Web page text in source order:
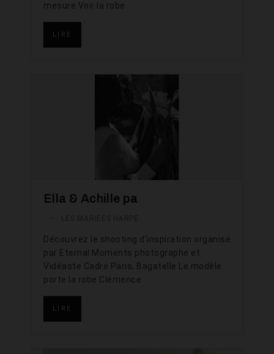
mesure Voir la robe
LIRE
Ella & Achille pa
Découvrez le shooting d'inspiration organisé
par Eternal Moments photographe et
Vidéaste Cadre Paris, Bagatelle Le modèle
porte la robe Clémence
LIRE